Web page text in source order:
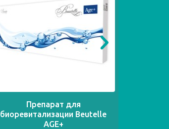
Препарат для
биоревитализации Beutelle
AGE+